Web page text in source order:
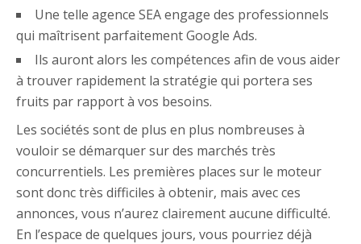
Une telle agence SEA engage des professionnels
qui maîtrisent parfaitement Google Ads.
Ils auront alors les compétences afin de vous aider
à trouver rapidement la stratégie qui portera ses
fruits par rapport à vos besoins.
Les sociétés sont de plus en plus nombreuses à
vouloir se démarquer sur des marchés très
concurrentiels. Les premières places sur le moteur
sont donc très difficiles à obtenir, mais avec ces
annonces, vous n’aurez clairement aucune difficulté.
En l’espace de quelques jours, vous pourriez déjà